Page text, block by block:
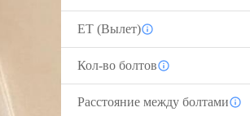
ЕТ (Вылет)
Кол-во болтов
Расстояние между болтами